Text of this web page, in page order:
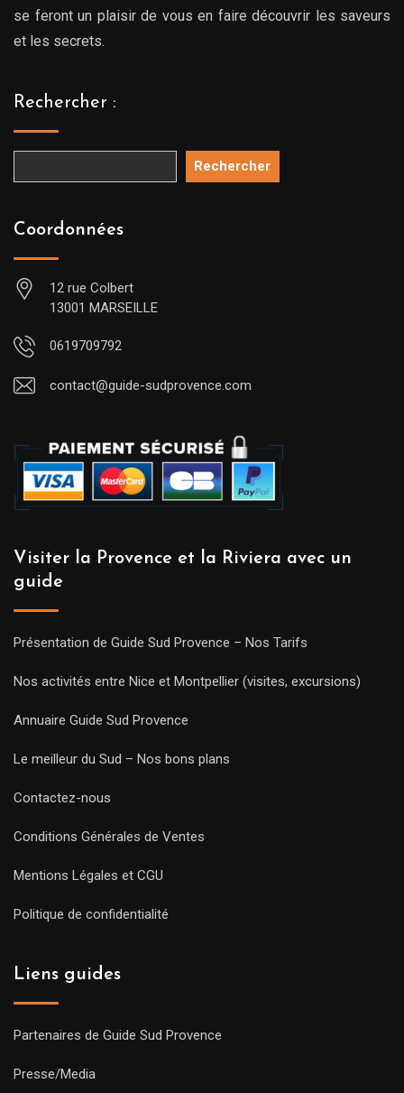
se feront un plaisir de vous en faire découvrir les saveurs
et les secrets.
Rechercher :
Rechercher
Coordonnées
12 rue Colbert
13001 MARSEILLE
0619709792
contact@guide-sudprovence.com
Visiter la Provence et la Riviera avec un
guide
Présentation de Guide Sud Provence – Nos Tarifs
Nos activités entre Nice et Montpellier (visites, excursions)
Annuaire Guide Sud Provence
Le meilleur du Sud – Nos bons plans
Contactez-nous
Conditions Générales de Ventes
Mentions Légales et CGU
Politique de confidentialité
Liens guides
Partenaires de Guide Sud Provence
Presse/Media